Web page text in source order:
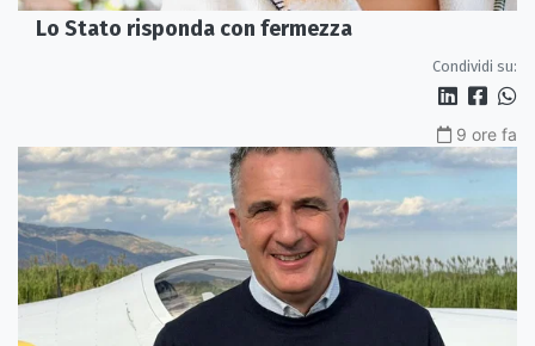
Lo Stato risponda con fermezza
Condividi su:
9 ore fa